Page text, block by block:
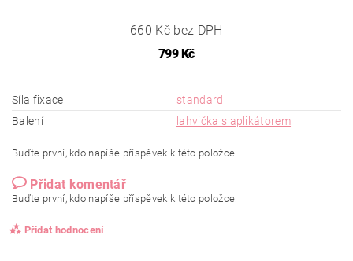
660 Kč bez DPH
799 Kč
Síla fixace
standard
Balení
lahvička s aplikátorem
Buďte první, kdo napíše příspěvek k této položce.
Přidat komentář
Buďte první, kdo napíše příspěvek k této položce.
Přidat hodnocení